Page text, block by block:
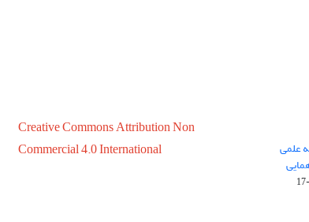
علمی
گردهمایی
Creative Commons Attribution Non
Commercial 4.0 International